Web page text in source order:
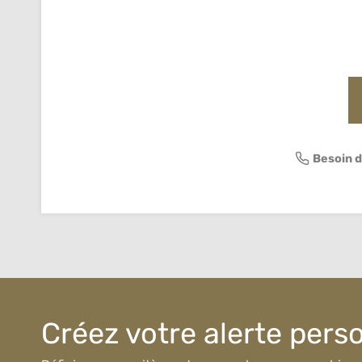
Besoin
Créez votre alerte